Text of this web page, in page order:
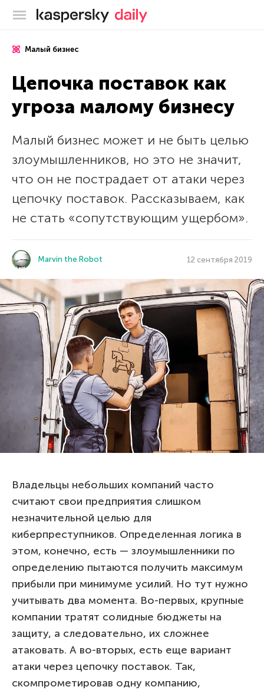
Блог Касперского
Малый бизнес
Цепочка поставок как
угроза малому бизнесу
Малый бизнес может и не быть целью
злоумышленников, но это не значит,
что он не пострадает от атаки через
цепочку поставок. Рассказываем, как
не стать «сопутствующим ущербом».
Marvin the Robot 12 сентября 2019
Владельцы небольших компаний часто
считают свои предприятия слишком
незначительной целью для
киберпреступников. Определенная логика в
этом, конечно, есть — злоумышленники по
определению пытаются получить максимум
прибыли при минимуме усилий. Но тут нужно
учитывать два момента. Во-первых, крупные
компании тратят солидные бюджеты на
защиту, а следовательно, их сложнее
атаковать. А во-вторых, есть еще вариант
атаки через цепочку поставок. Так,
скомпрометировав одну компанию,